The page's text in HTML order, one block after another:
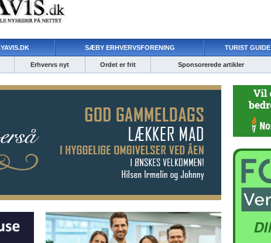
SÆBY ERHVERVSFORENING TURIST GUIDE
Erhvervs nyt Ordet er frit Sponsorerede artikler